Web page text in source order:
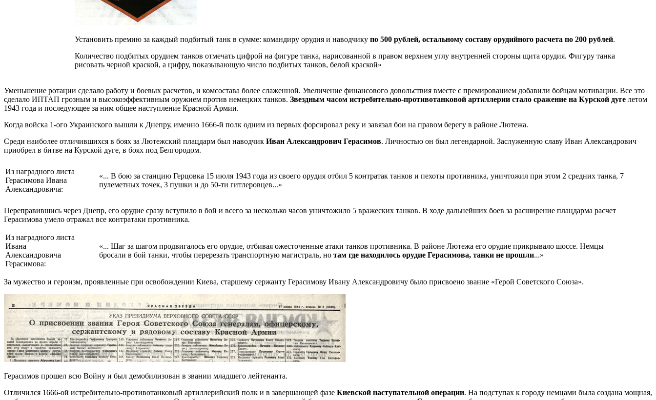
Установить премию за каждый подбитый танк в сумме: командиру орудия и наводчику по 500 рублей, остальному составу орудийного расчета по 200 рублей.
Количество подбитых орудием танков отмечать цифрой на фигуре танка, нарисованной в правом верхнем углу внутренней стороны щита орудия. Фигуру танка
рисовать черной краской, а цифру, показывающую число подбитых танков, белой краской»
Уменьшение ротации сделало работу и боевых расчетов, и комсостава более слаженной. Увеличение финансового довольствия вместе с премированием добавили бойцам мотивации. Все это
сделало ИПТАП грозным и высокоэффективным оружием против немецких танков. Звездным часом истребительно-противотанковой артиллерии стало сражение на Курской дуге летом
1943 года и последующее за ним общее наступление Красной Армии.
Когда войска 1-ого Украинского вышли к Днепру, именно 1666-й полк одним из первых форсировал реку и завязал бои на правом берегу в районе Лютежа.
Среди наиболее отличившихся в боях за Лютежский плацдарм был наводчик Иван Александрович Герасимов. Личностью он был легендарной. Заслуженную славу Иван Александрович
приобрел в битве на Курской дуге, в боях под Белгородом.
Из наградного листа
Герасимова Ивана
Александровича:
«... В бою за станцию Герцовка 15 июля 1943 года из своего орудия отбил 5 контратак танков и пехоты противника, уничтожил при этом 2 средних танка, 7
пулеметных точек, 3 пушки и до 50-ти гитлеровцев...»
Переправившись через Днепр, его орудие сразу вступило в бой и всего за несколько часов уничтожило 5 вражеских танков. В ходе дальнейших боев за расширение плацдарма расчет
Герасимова умело отражал все контратаки противника.
Из наградного листа
Ивана
Александровича
Герасимова:
«... Шаг за шагом продвигалось его орудие, отбивая ожесточенные атаки танков противника. В районе Лютежа его орудие прикрывало шоссе. Немцы
бросали в бой танки, чтобы перерезать транспортную магистраль, но там где находилось орудие Герасимова, танки не прошли...»
За мужество и героизм, проявленные при освобождении Киева, старшему сержанту Герасимову Ивану Александровичу было присвоено звание «Герой Советского Союза».
Герасимов прошел всю Войну и был демобилизован в звании младшего лейтенанта.
Отличился 1666-ой истребительно-противотанковый артиллерийский полк и в завершающей фазе Киевской наступательной операции. На подступах к городу немцами была создана мощная,